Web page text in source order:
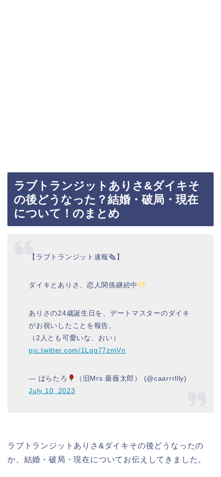
ラブトランジットありさ&ダイキそ
の後どうなった？結婚・破局・現在
について！のまとめ
【ラブトランジット速報🗞】
ダイキとありさ、恋人関係継続中
ありさの24歳誕生日を、デートマスターのダイキ
がお祝いしたことを報告。
（2人とも可愛いな、おい）
pic.twitter.com/1Lqg77zmVn
— ばらたろ
（旧Mrs.薔薇太郎） (@caarrrllly)
July 10, 2023
ラブトランジットありさ&ダイキその後どうなったの
か、結婚・破局・現在についてお伝えしてきました。